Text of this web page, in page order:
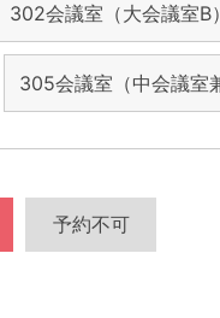
302会議室（大会議室B）
305会議室（中会議室
予約不可